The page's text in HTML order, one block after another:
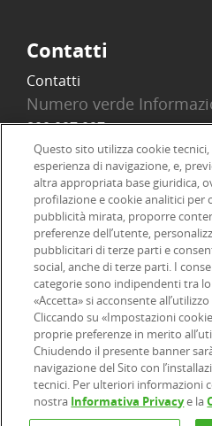
Contatti
Contatti
Numero verde
800 097 097
Email
info@onlinesim.it
Social
©2026 Online SIM, società del
12927410154
Informazioni legali| Dichiarazione
| |
Questo sito utilizza cookie
esperienza di navigazione, e,
altra appropriata base giuridica,
profilazione e cookie analitici per
pubblicità mirata, proporre
preferenze dell’utente,
pubblicitari di terze parti e
social, anche di terze parti. I
categorie sono indipendenti tra
«Accetta» si acconsente
Cliccando su «Impostazioni
proprie preferenze in merito
Chiudendo il presente banner
navigazione del Sito con
tecnici. Per ulteriori informazioni
nostra Informativa Privacye la